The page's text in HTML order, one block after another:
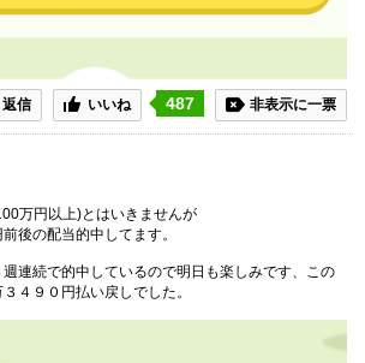
返信 いいね 487 非表示に一票
万円以上)とはいきませんが
後の配当的中してます。
連続で的中しているので明日も楽しみです、この
４９０円払い戻しでした。